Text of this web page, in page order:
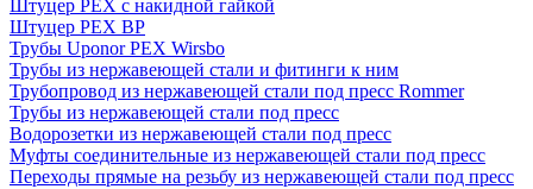
Штуцер PEX c накидной гайкой
Штуцер PEX ВР
Трубы Uponor PEX Wirsbo
Трубы из нержавеющей стали и фитинги к ним
Трубопровод из нержавеющей стали под пресс Rommer
Трубы из нержавеющей стали под пресс
Водорозетки из нержавеющей стали под пресс
Муфты соединительные из нержавеющей стали под пресс
Переходы прямые на резьбу из нержавеющей стали под пресс